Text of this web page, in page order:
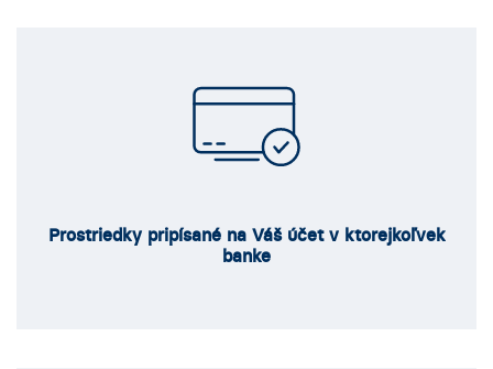
Prostriedky pripísané na Váš účet v ktorejkoľvek
banke